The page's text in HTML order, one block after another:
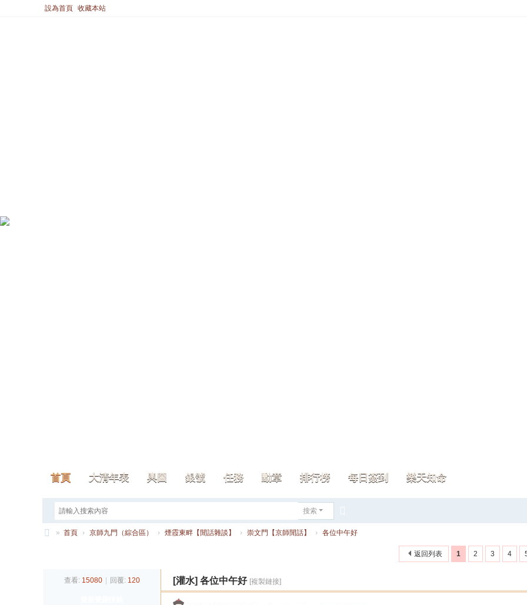
設為首頁 收藏本站
首頁 大清年表 輿圖 銀號 任務 勳章 排行榜 每日簽到 樂天知命
搜索
索
» 首頁 › 京師九門（綜合區） › 煙霞東畔【閒話雜談】 › 崇文門【京師閒話】 › 各位中午好
1 2 3 4
返回列表
查看: 15080 回覆: 120 [灌水] 各位中午好 [複製鏈接]